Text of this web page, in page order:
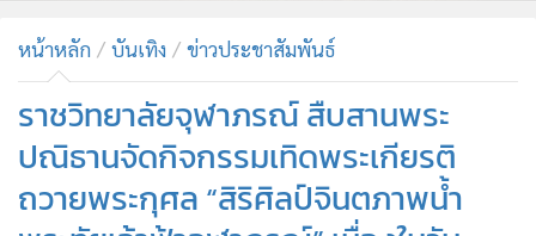
• บันเทิง
ผู้จัดการรายวัน
•
คอลัมนิสต์
• ละคร
• CbizReview
หน้าหลัก บันเทิง ข่าวประชาสัมพันธ์
ราชวิทยาลัยจุฬาภรณ์ สืบสานพระ
ปณิธานจัดกิจกรรมเทิดพระเกียรติ
ถวายพระกุศล “สิริศิลป์จินตภาพน้ำ